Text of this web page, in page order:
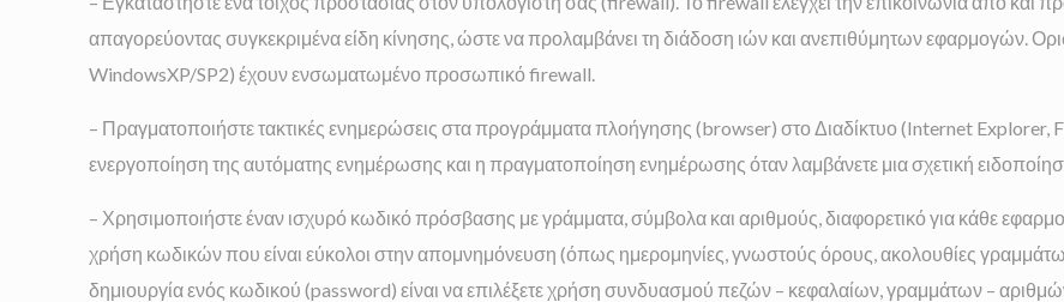
απαγορεύοντας συγκεκριμένα είδη κίνησης, ώστε να προλαμβάνει τη διάδοση ιών και ανεπιθύμητων εφαρμογών.
WindowsXP/SP2) έχουν ενσωματωμένο προσωπικό firewall.
– Πραγματοποιήστε τακτικές ενημερώσεις στα προγράμματα πλοήγησης (browser) στο Διαδίκτυο (Internet Explorer,
ενεργοποίηση της αυτόματης ενημέρωσης και η πραγματοποίηση ενημέρωσης όταν λαμβάνετε μια σχετική
– Χρησιμοποιήστε έναν ισχυρό κωδικό πρόσβασης με γράμματα, σύμβολα και αριθμούς, διαφορετικό για κάθε
χρήση κωδικών που είναι εύκολοι στην απομνημόνευση (όπως ημερομηνίες, γνωστούς όρους, ακολουθίες
δημιουργία ενός κωδικού (password) είναι να επιλέξετε χρήση συνδυασμού πεζών – κεφαλαίων, γραμμάτων –